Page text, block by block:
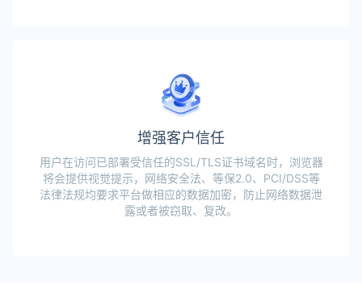
增强客户信任
用户在访问已部署受信任的SSL/TLS证书域名时，浏览器
将会提供视觉提示，网络安全法、等保2.0、PCI/DSS等
法律法规均要求平台做相应的数据加密，防止网络数据泄
露或者被窃取、复改。